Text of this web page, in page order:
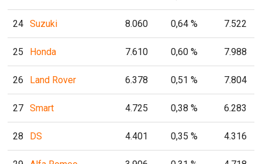
24 Suzuki 8.060 0,64 % 7.522
25 Honda 7.610 0,60 % 7.988
26 Land Rover 6.378 0,51 % 7.804
27 Smart 4.725 0,38 % 6.283
28 DS 4.401 0,35 % 4.316